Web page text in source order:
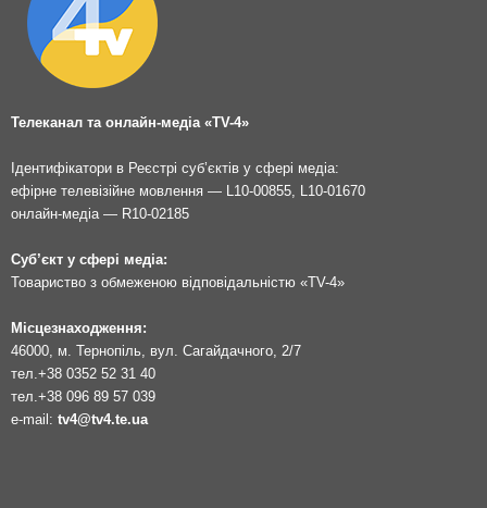
Телеканал та онлайн-медіа «TV-4»
Ідентифікатори в Реєстрі суб’єктів у сфері медіа:
ефірне телевізійне мовлення — L10-00855, L10-01670
онлайн-медіа — R10-02185
Суб’єкт у сфері медіа:
Товариство з обмеженою відповідальністю «TV-4»
Місцезнаходження:
46000, м. Тернопіль, вул. Сагайдачного, 2/7
тел. +38 0352 52 31 40
тел. +38 096 89 57 039
e-mail: tv4@tv4.te.ua